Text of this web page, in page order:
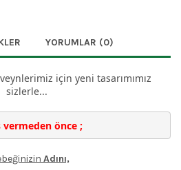
YORUMLAR (0)
için yeni tasarımımız
sizlerle...
vermeden önce ;
Adını,